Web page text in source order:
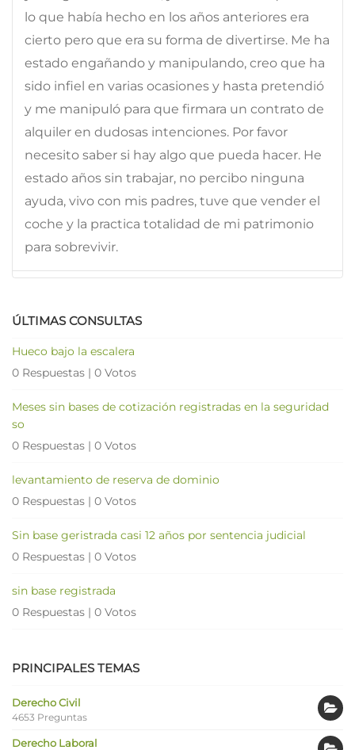
lo que había hecho en los años anteriores era
cierto pero que era su forma de divertirse. Me ha
estado engañando y manipulando, creo que ha
sido infiel en varias ocasiones y hasta pretendió
y me manipuló para que firmara un contrato de
alquiler en dudosas intenciones. Por favor
necesito saber si hay algo que pueda hacer. He
estado años sin trabajar, no percibo ninguna
ayuda, vivo con mis padres, tuve que vender el
coche y la practica totalidad de mi patrimonio
para sobrevivir.
ÚLTIMAS CONSULTAS
Hueco bajo la escalera
0 Respuestas | 0 Votos
Meses sin bases de cotización registradas en la seguridad
so
0 Respuestas | 0 Votos
levantamiento de reserva de dominio
0 Respuestas | 0 Votos
Sin base geristrada casi 12 años por sentencia judicial
0 Respuestas | 0 Votos
sin base registrada
0 Respuestas | 0 Votos
PRINCIPALES TEMAS
Derecho Civil
4653 Preguntas
Derecho Laboral